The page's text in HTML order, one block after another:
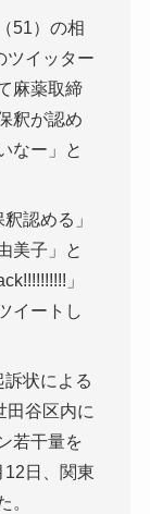
51）の相
ツイッター
麻薬取締
釈が認め
なー」と
認める」
美子」と
」
イートし
状による
田谷区内に
若干量を
12日、関東
。